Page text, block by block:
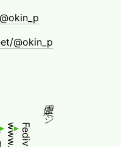
@okin_p
固定ページ